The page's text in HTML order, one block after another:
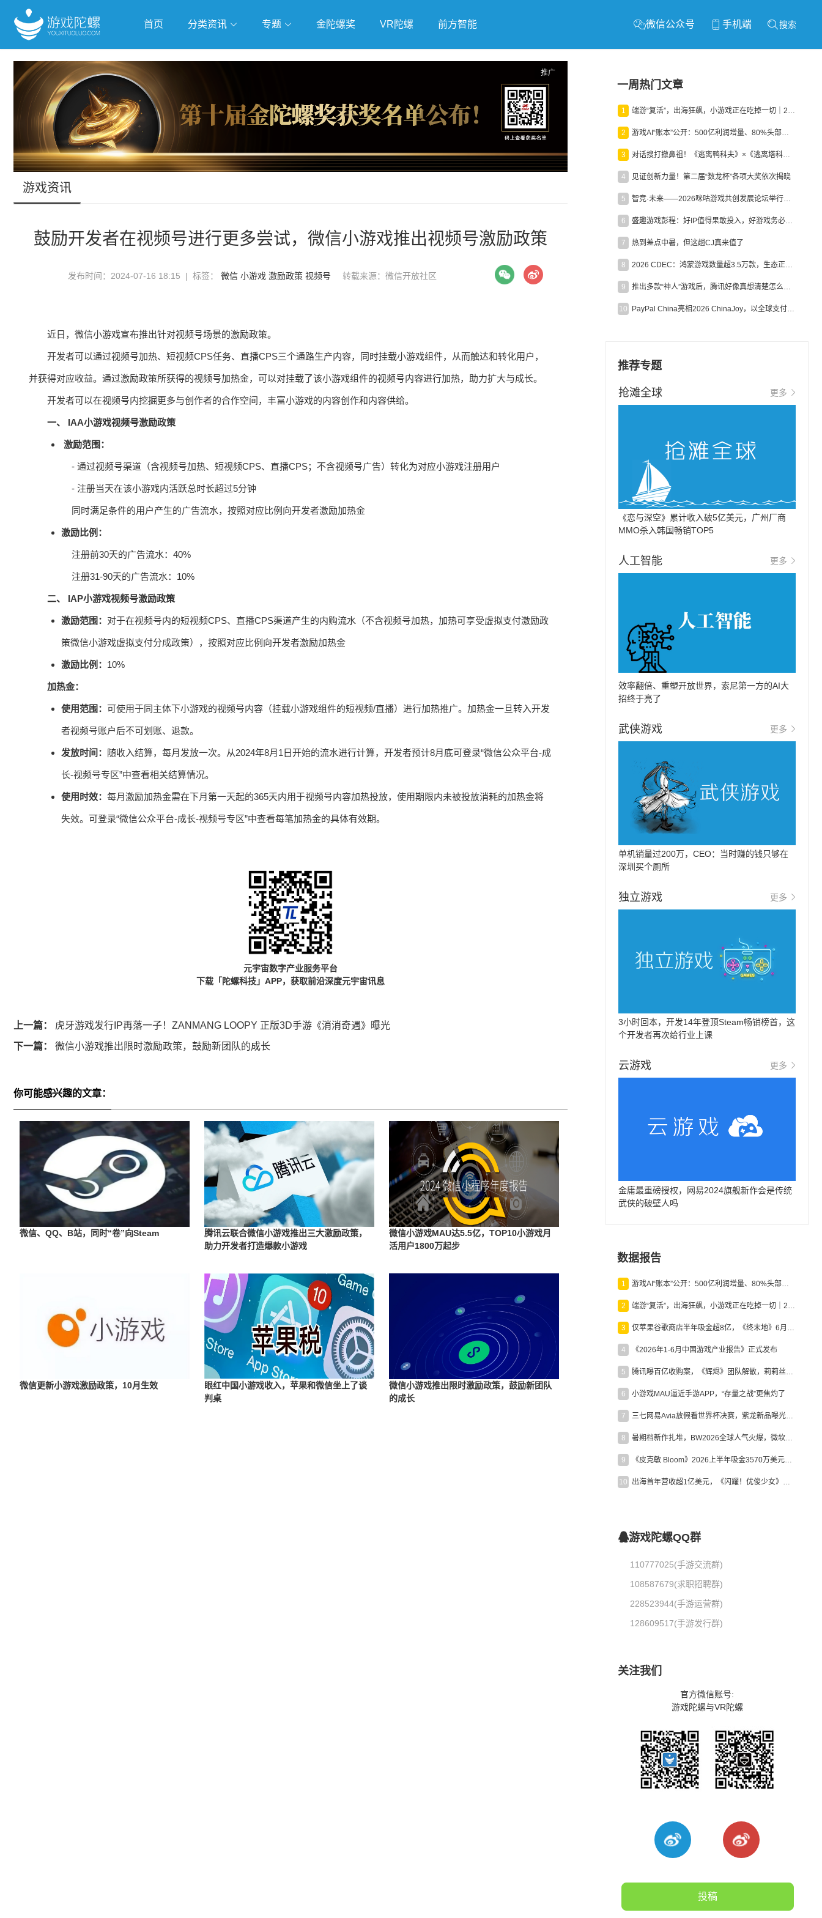
首页 分类资讯 专题
抢滩全球 人工智能 武侠游戏 独立游戏 云游戏
跨界Talk
金陀螺奖 VR陀螺 前方智能 微信公众号 手机端 搜索
推广
游戏资讯
鼓励开发者在视频号进行更多尝试，微信小游戏推出视频号激励政策
发布时间：2024-07-16 18:15 | 标签： 微信 小游戏 激励政策 视频号 转载来源：微信开放社区
近日，微信小游戏宣布推出针对视频号场景的激励政策。
开发者可以通过视频号加热、短视频CPS任务、直播CPS三个通路生产内容，同时挂载小游戏组件，从而触达和转化用户，
并获得对应收益。通过激励政策所获得的视频号加热金，可以对挂载了该小游戏组件的视频号内容进行加热，助力扩大与成长。
开发者可以在视频号内挖掘更多与创作者的合作空间，丰富小游戏的内容创作和内容供给。
一、 IAA小游戏视频号激励政策
激励范围：
- 通过视频号渠道（含视频号加热、短视频CPS、直播CPS；不含视频号广告）转化为对应小游戏注册用户
- 注册当天在该小游戏内活跃总时长超过5分钟
同时满足条件的用户产生的广告流水，按照对应比例向开发者激励加热金
激励比例：
注册前30天的广告流水：40%
注册31-90天的广告流水：10%
二、 IAP小游戏视频号激励政策
激励范围： 对于在视频号内的短视频CPS、直播CPS渠道产生的内购流水（不含视频号加热，加热可享受虚拟支付激励政
策微信小游戏虚拟支付分成政策），按照对应比例向开发者激励加热金
激励比例： 10%
加热金：
使用范围： 可使用于同主体下小游戏的视频号内容（挂载小游戏组件的短视频/直播）进行加热推广。加热金一旦转入开发
者视频号账户后不可划账、退款。
发放时间： 随收入结算，每月发放一次。从2024年8月1日开始的流水进行计算，开发者预计8月底可登录“微信公众平台-成
长-视频号专区”中查看相关结算情况。
使用时效： 每月激励加热金需在下月第一天起的365天内用于视频号内容加热投放，使用期限内未被投放消耗的加热金将
失效。可登录“微信公众平台-成长-视频号专区”中查看每笔加热金的具体有效期。
元宇宙数字产业服务平台
下载「陀螺科技」APP，获取前沿深度元宇宙讯息
上一篇： 虎牙游戏发行IP再落一子！ZANMANG LOOPY 正版3D手游《消消奇遇》曝光
下一篇： 微信小游戏推出限时激励政策，鼓励新团队的成长
你可能感兴趣的文章：
微信、QQ、B站，同时“卷”向Steam
腾讯云联合微信小游戏推出三大激励政策，
助力开发者打造爆款小游戏
微信小游戏MAU达5.5亿，TOP10小游戏月
活用户1800万起步
微信更新小游戏激励政策，10月生效
眼红中国小游戏收入，苹果和微信坐上了谈
判桌
微信小游戏推出限时激励政策，鼓励新团队
的成长
一周热门文章
1 端游“复活”，出海狂飙，小游戏正在吃掉一切｜2026上半年产业报告
2 游戏AI“账本”公开：500亿利润增量、80%头部入局，谁在闷声发财？
3 对话搜打撤鼻祖！《逃离鸭科夫》×《逃离塔科夫》官方线下沙龙落幕
4 见证创新力量！第二届“数龙杯”各项大奖依次揭晓
5 智竞·未来——2026咪咕游戏共创发展论坛举行：聚力精品内容、AI创作与电竞生态，共建高品质益智健康游戏社区
6 盛趣游戏彭程：好IP值得果敢投入，好游戏务必长效经营
7 热到差点中暑，但这趟CJ真来值了
8 2026 CDEC：鸿蒙游戏数量超3.5万款，生态正循环加速产业高质量发展
9 推出多款“神人”游戏后，腾讯好像真想清楚怎么做二次元了
10 PayPal China亮相2026 ChinaJoy，以全球支付能力助力中国游戏企业深化全球运营
推荐专题
抢滩全球 更多
《恋与深空》累计收入破5亿美元，广州厂商
MMO杀入韩国畅销TOP5
人工智能 更多
效率翻倍、重塑开放世界，索尼第一方的AI大
招终于亮了
武侠游戏 更多
单机销量过200万，CEO：当时赚的钱只够在
深圳买个厕所
独立游戏 更多
3小时回本，开发14年登顶Steam畅销榜首，这
个开发者再次给行业上课
云游戏 更多
金庸最重磅授权，网易2024旗舰新作会是传统
武侠的破壁人吗
数据报告
1 游戏AI“账本”公开：500亿利润增量、80%头部入局，谁在闷声发财？
2 端游“复活”，出海狂飙，小游戏正在吃掉一切｜2026上半年产业报告
3 仅苹果谷歌商店半年吸金超8亿，《终末地》6月份收入显著回暖
4 《2026年1-6月中国游戏产业报告》正式发布
5 腾讯曝百亿收购案，《辉烬》团队解散，莉莉丝新作曝光｜陀螺周报
6 小游戏MAU逼近手游APP，“存量之战”更焦灼了
7 三七网易Avia放假看世界杯决赛，紫龙新品曝光，米哈游新作上线 | 陀螺周报
8 暑期档新作扎堆，BW2026全球人气火爆，微软XBOX大裁员|陀螺周报
9 《皮克敏 Bloom》2026上半年吸金3570万美元，中国台湾成最大市场
10 出海首年营收超1亿美元，《闪耀！优俊少女》美国市场占比达七成
游戏陀螺QQ群
110777025(手游交流群)
108587679(求职招聘群)
228523944(手游运营群)
128609517(手游发行群)
关注我们
官方微信账号:
游戏陀螺与VR陀螺
投稿